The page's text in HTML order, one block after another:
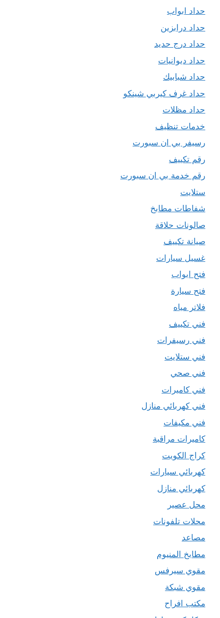
حداد ابواب
حداد درابزين
حداد درج حديد
حداد ديوانيات
حداد شبابيك
حداد غرف كيربي شينكو
حداد مظلات
خدمات تنظيف
رسيفر بي ان سبورت
رقم تكييف
رقم خدمة بي ان سبورت
ستلايت
شفاطات مطابخ
صالونات حلاقة
صيانة تكييف
غسيل سيارات
فتح ابواب
فتح سيارة
فلاتر مياه
فني تكييف
فني رسيفرات
فني ستلايت
فني صحي
فني كاميرات
فني كهربائي منازل
فني مكيفات
كاميرات مراقبة
كراج الكويت
كهربائي سيارات
كهربائي منازل
محل عصير
محلات تلفونات
مصاعد
مطابخ المنيوم
مقوي سيرفس
مقوي شبكة
مكتب افراح